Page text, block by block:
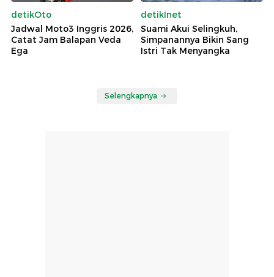
detikOto
Jadwal Moto3 Inggris 2026,
Catat Jam Balapan Veda
Ega
detikInet
Suami Akui Selingkuh,
Simpanannya Bikin Sang
Istri Tak Menyangka
Selengkapnya